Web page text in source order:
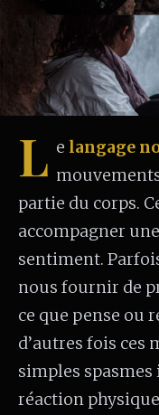
L e langage
partie du corps.
accompagner
sentiment.
nous fournir de
ce que pense ou
d’autres fois ces
simples
réaction